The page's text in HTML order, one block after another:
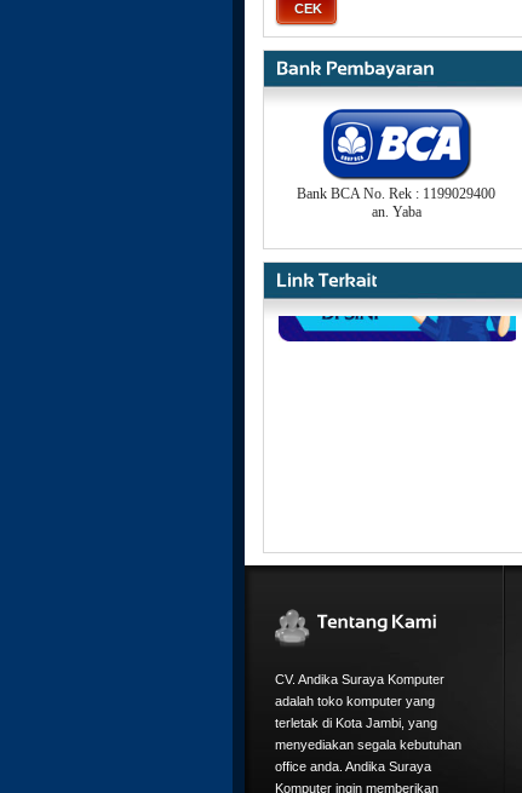
Bank BCA No. Rek : 1199029400
an. Yaba
CV. Andika Suraya Komputer
adalah toko komputer yang
terletak di Kota Jambi, yang
menyediakan segala kebutuhan
office anda. Andika Suraya
Komputer ingin memberikan